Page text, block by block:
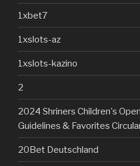
1xbet7
1xslots-az
1xslots-kazino
2
2024 Shriners Children's
Guidelines & Favorites
20Bet Deutschland